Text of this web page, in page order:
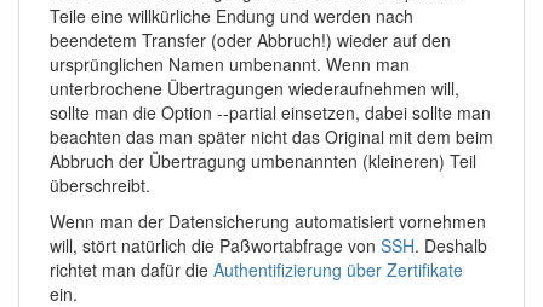
Teile eine willkürliche Endung und werden nach
beendetem Transfer (oder Abbruch!) wieder auf den
ursprünglichen Namen umbenannt. Wenn man
unterbrochene Übertragungen wiederaufnehmen will,
sollte man die Option --partial einsetzen, dabei sollte man
beachten das man später nicht das Original mit dem beim
Abbruch der Übertragung umbenannten (kleineren) Teil
überschreibt.
Wenn man der Datensicherung automatisiert vornehmen
will, stört natürlich die Paßwortabfrage von SSH. Deshalb
richtet man dafür die Authentifizierung über Zertifikate
ein.